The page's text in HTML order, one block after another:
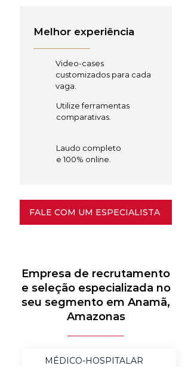
Melhor experiência
Video-cases
customizados para cada
vaga.
Utilize ferramentas
comparativas.
Laudo completo
e 100% online.
FALE COM UM ESPECIALISTA
Empresa de recrutamento
e seleção especializada no
seu segmento em Anamã,
Amazonas
MÉDICO-HOSPITALAR